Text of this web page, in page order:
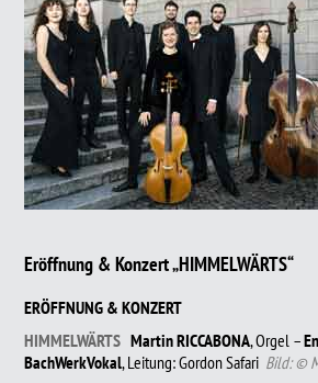
Eröffnung & Konzert „HIMMELWÄRTS“
ERÖFFNUNG & KONZERT
HIMMELWÄRTSMartin RICCABONA, Orgel –
BachWerkVokal, Leitung: Gordon Safari Bild: ©